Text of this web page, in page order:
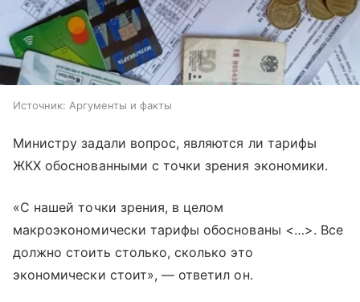
Источник: Аргументы и факты
Министру задали вопрос, являются ли тарифы
ЖКХ обоснованными с точки зрения экономики.
«С нашей точки зрения, в целом
макроэкономически тарифы обоснованы <…>. Все
должно стоить столько, сколько это
экономически стоит», — ответил он.